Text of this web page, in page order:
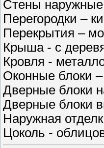
Стены наружные
Перегородки –
Перекрытия –
Крыша - с
Кровля -
Оконные блоки
Дверные блоки
Дверные блоки
Наружная
Цоколь -